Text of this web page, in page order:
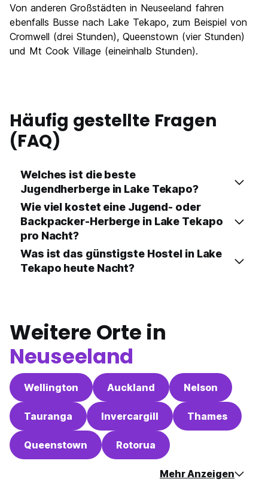
Von anderen Großstädten in Neuseeland fahren
ebenfalls Busse nach Lake Tekapo, zum Beispiel von
Cromwell (drei Stunden), Queenstown (vier Stunden)
und Mt Cook Village (eineinhalb Stunden).
Häufig gestellte Fragen
(FAQ)
Welches ist die beste
Jugendherberge in Lake Tekapo?
Wie viel kostet eine Jugend- oder
Backpacker-Herberge in Lake Tekapo
pro Nacht?
Was ist das günstigste Hostel in Lake
Tekapo heute Nacht?
Weitere Orte in
Neuseeland
Wellington Auckland Nelson
Tauranga Invercargill Thames
Queenstown Rotorua
Mehr Anzeigen